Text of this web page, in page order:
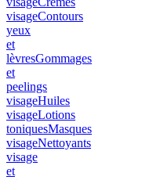
visageContours
yeux
et
lèvresGommages
et
peelings
visageHuiles
visageLotions
toniquesMasques
visageNettoyants
visage
et